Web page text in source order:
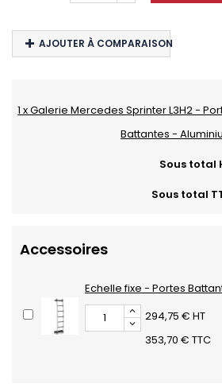
AJOUTER À COMPARAISON
1 x Galerie Mercedes Sprinter L3H2 -
Battantes -
Sous total
Sous total
Accessoires
Echelle fixe - Portes
294,75 € HT
353,70 € TTC